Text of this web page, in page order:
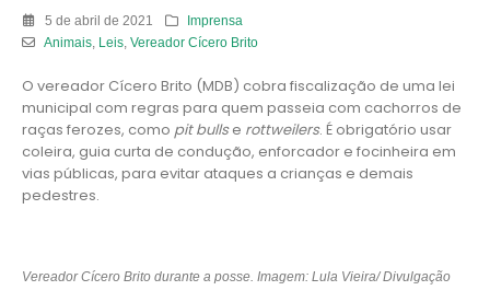
5 de abril de 2021
Imprensa
Animais, Leis, Vereador Cícero Brito
O vereador Cícero Brito (MDB) cobra fiscalização de uma lei
municipal com regras para quem passeia com cachorros de
raças ferozes, como pit bullse rottweilers. É obrigatório usar
coleira, guia curta de condução, enforcador e focinheira em
vias públicas, para evitar ataques a crianças e demais
pedestres.
Vereador Cícero Brito durante a posse. Imagem: Lula Vieira/ Divulgação